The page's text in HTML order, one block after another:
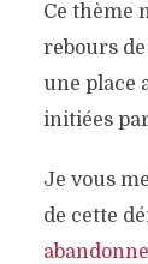
Ce thème
rebours
une place
initiées
Je vous
de cette